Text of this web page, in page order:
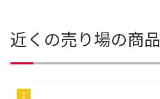
近くの売り場の商品